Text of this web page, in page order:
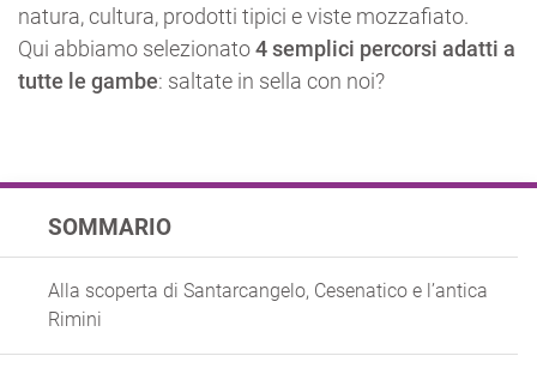
natura, cultura, prodotti tipici e viste mozzafiato.
Qui abbiamo selezionato4 semplici percorsi adatti a
tutte le gambe: saltate in sella con noi?
SOMMARIO
Alla scoperta di Santarcangelo, Cesenatico e l’antica
Rimini